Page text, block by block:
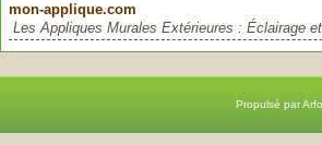
mon-applique.com
Les Appliques Murales Extérieures : Éclairage
Propulsé par